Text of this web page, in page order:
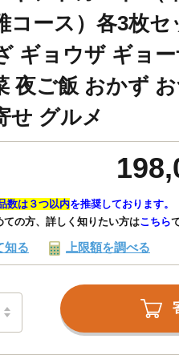
コース）各3枚セ
ギョウザ ギョ
夜ご飯 おかず
せ グルメ
数は３つ以内を推奨しております。
ての方、詳しく知りたい方はこちら
知る 上限額を調べる